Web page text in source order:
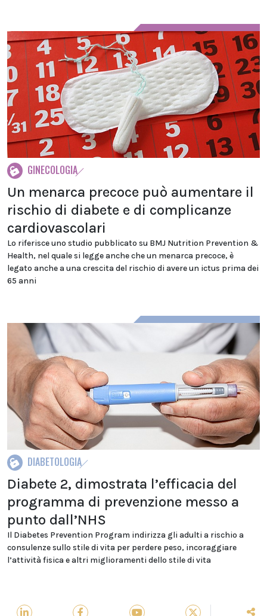
GINECOLOGIA
Un menarca precoce può aumentare il
rischio di diabete e di complicanze
cardiovascolari
Lo riferisce uno studio pubblicato su BMJ Nutrition Prevention &
Health, nel quale si legge anche che un menarca precoce, è
legato anche a una crescita del rischio di avere un ictus prima dei
65 anni
DIABETOLOGIA
Diabete 2, dimostrata l’efficacia del
programma di prevenzione messo a
punto dall’NHS
Il Diabetes Prevention Program indirizza gli adulti a rischio a
consulenze sullo stile di vita per perdere peso, incoraggiare
l’attività fisica e altri miglioramenti dello stile di vita